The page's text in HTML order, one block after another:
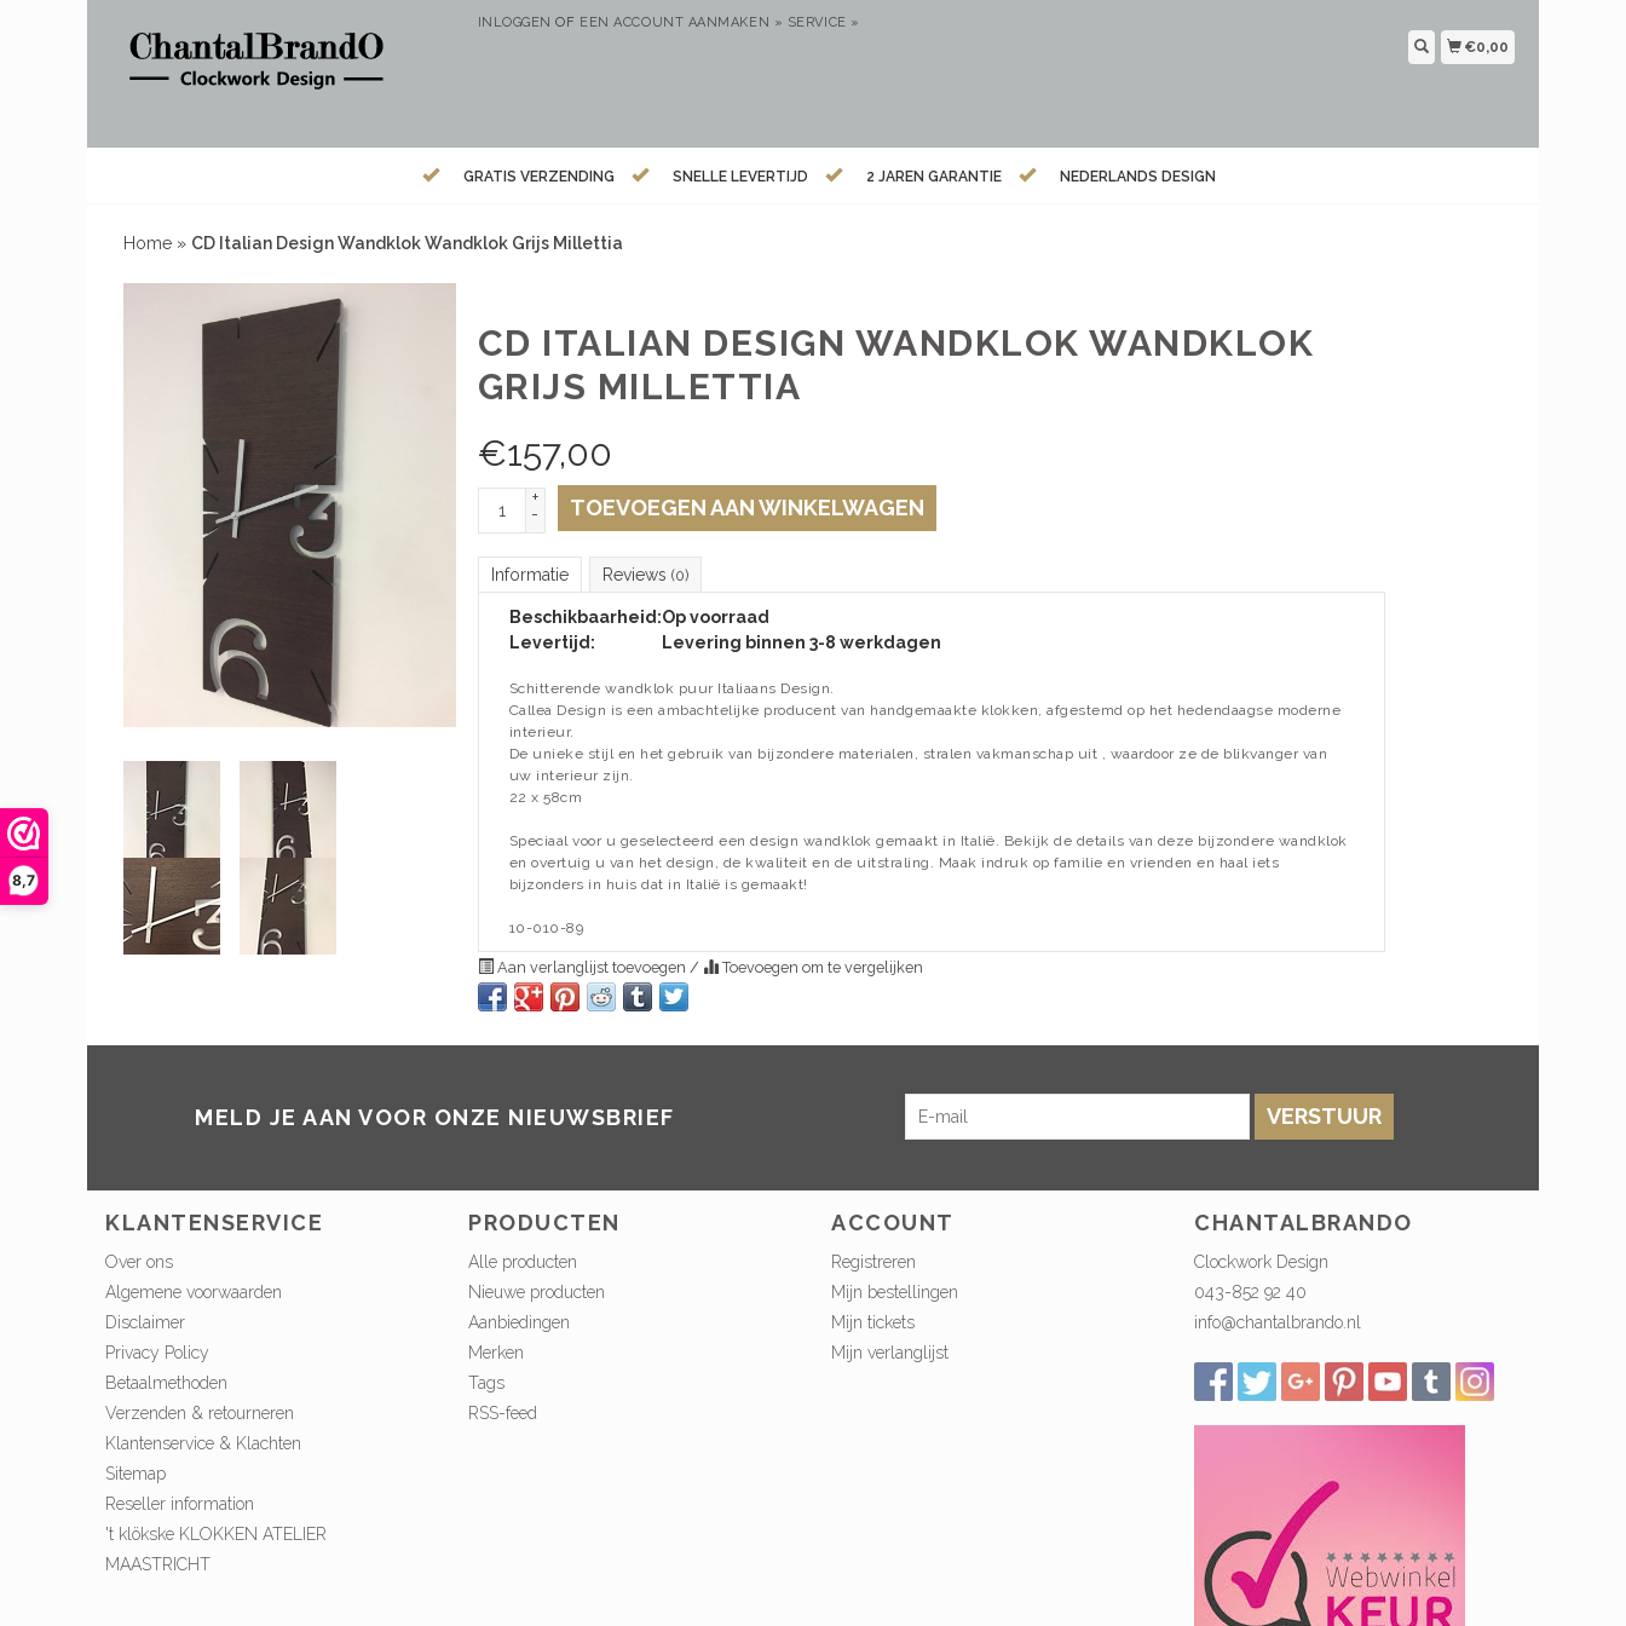
8,7
INLOGGEN OF EEN ACCOUNT AANMAKEN » SERVICE »
€0,00
GRATIS VERZENDING SNELLE LEVERTIJD 2 JAREN GARANTIE NEDERLANDS DESIGN
Home » CD Italian Design Wandklok Wandklok Grijs Millettia
CD ITALIAN DESIGN WANDKLOK WANDKLOK
GRIJS MILLETTIA
€157,00
+
-
TOEVOEGEN AAN WINKELWAGEN
Informatie Reviews (0)
Beschikbaarheid:Op voorraad
Levertijd:
Levering binnen 3-8 werkdagen
Schitterende wandklok puur Italiaans Design.
Callea Design is een ambachtelijke producent van handgemaakte klokken, afgestemd op het hedendaagse moderne
interieur.
De unieke stijl en het gebruik van bijzondere materialen, stralen vakmanschap uit , waardoor ze de blikvanger van
uw interieur zijn.
22 x 58cm
Speciaal voor u geselecteerd een design wandklok gemaakt in Italië. Bekijk de details van deze bijzondere wandklok
en overtuig u van het design, de kwaliteit en de uitstraling. Maak indruk op familie en vrienden en haal iets
bijzonders in huis dat in Italië is gemaakt!
10-010-89
Aan verlanglijst toevoegen / Toevoegen om te vergelijken
MELD JE AAN VOOR ONZE NIEUWSBRIEF VERSTUUR
KLANTENSERVICE
Over ons
Algemene voorwaarden
Disclaimer
Privacy Policy
Betaalmethoden
Verzenden & retourneren
Klantenservice & Klachten
Sitemap
Reseller information
't klökske KLOKKEN ATELIER
MAASTRICHT
PRODUCTEN
Alle producten
Nieuwe producten
Aanbiedingen
Merken
Tags
RSS-feed
ACCOUNT
Registreren
Mijn bestellingen
Mijn tickets
Mijn verlanglijst
CHANTALBRANDO
Clockwork Design
043-852 92 40
info@chantalbrando.nl